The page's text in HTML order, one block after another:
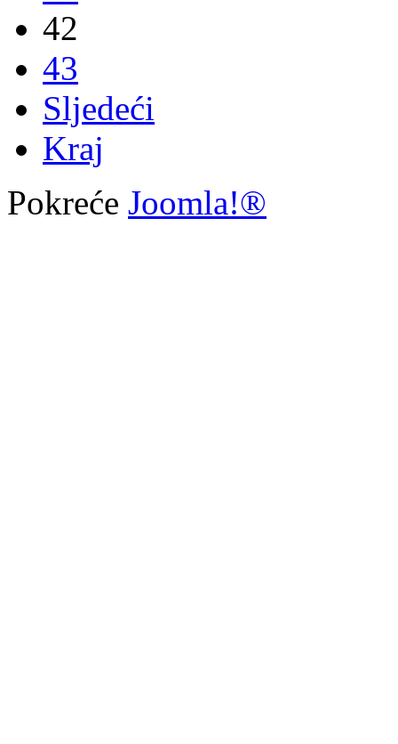
42
43
Sljedeći
Kraj
Pokreće Joomla!®